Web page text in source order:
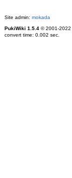
Site admin: mokada
PukiWiki 1.5.4© 2001-2022
convert time: 0.002 sec.